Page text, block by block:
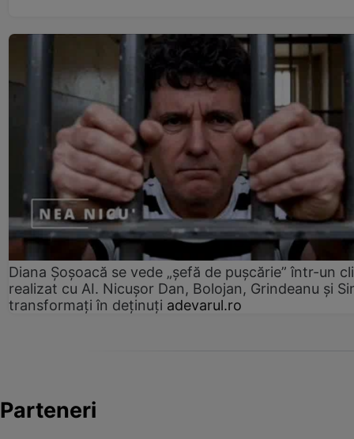
Diana Șoșoacă se vede „șefă de pușcărie” într-un
realizat cu AI. Nicușor Dan, Bolojan, Grindeanu și
transformați în deținuți adevarul.ro
Parteneri